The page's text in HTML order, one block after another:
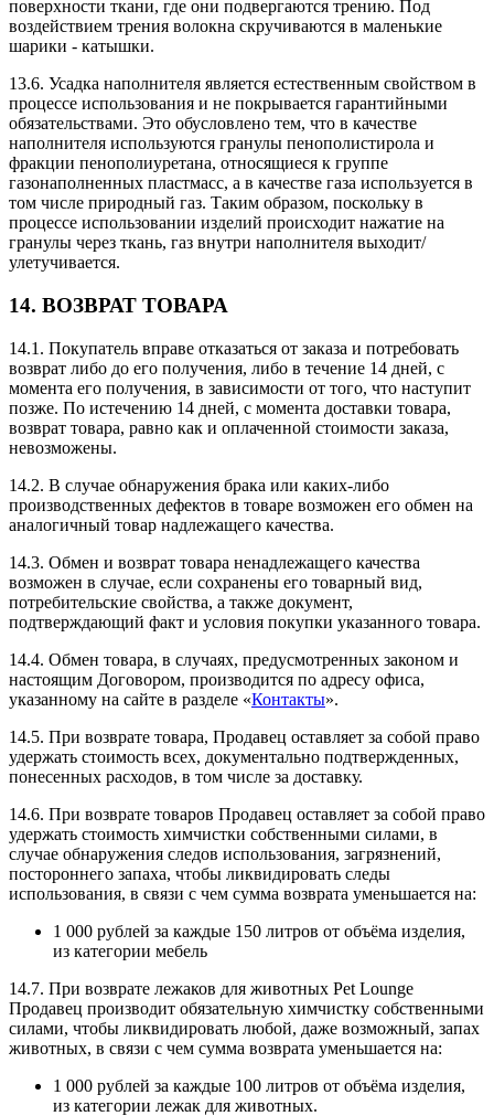
поверхности ткани, где они подвергаются трению. Под
воздействием трения волокна скручиваются в маленькие
шарики - катышки.
13.6. Усадка наполнителя является естественным свойством в
процессе использования и не покрывается гарантийными
обязательствами. Это обусловлено тем, что в качестве
наполнителя используются гранулы пенополистирола и
фракции пенополиуретана, относящиеся к группе
газонаполненных пластмасс, а в качестве газа используется в
том числе природный газ. Таким образом, поскольку в
процессе использовании изделий происходит нажатие на
гранулы через ткань, газ внутри наполнителя выходит/
улетучивается.
14. ВОЗВРАТ ТОВАРА
14.1. Покупатель вправе отказаться от заказа и потребовать
возврат либо до его получения, либо в течение 14 дней, с
момента его получения, в зависимости от того, что наступит
позже. По истечению 14 дней, с момента доставки товара,
возврат товара, равно как и оплаченной стоимости заказа,
невозможены.
14.2. В случае обнаружения брака или каких-либо
производственных дефектов в товаре возможен его обмен на
аналогичный товар надлежащего качества.
14.3. Обмен и возврат товара ненадлежащего качества
возможен в случае, если сохранены его товарный вид,
потребительские свойства, а также документ,
подтверждающий факт и условия покупки указанного товара.
14.4. Обмен товара, в случаях, предусмотренных законом и
настоящим Договором, производится по адресу офиса,
указанному на сайте в разделе «Контакты».
14.5. При возврате товара, Продавец оставляет за собой право
удержать стоимость всех, документально подтвержденных,
понесенных расходов, в том числе за доставку.
14.6. При возврате товаров Продавец оставляет за собой право
удержать стоимость химчистки собственными силами, в
случае обнаружения следов использования, загрязнений,
постороннего запаха, чтобы ликвидировать следы
использования, в связи с чем сумма возврата уменьшается на:
1 000 рублей за каждые 150 литров от объёма изделия,
из категории мебель
14.7. При возврате лежаков для животных Pet Lounge
Продавец производит обязательную химчистку собственными
силами, чтобы ликвидировать любой, даже возможный, запах
животных, в связи с чем сумма возврата уменьшается на:
1 000 рублей за каждые 100 литров от объёма изделия,
из категории лежак для животных.